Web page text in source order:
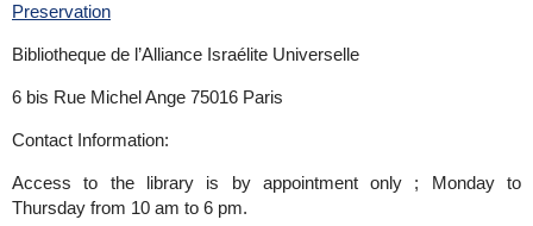
Preservation
Bibliotheque de l’Alliance Israélite Universelle
6 bis Rue Michel Ange 75016 Paris
Contact Information:
Access to the library is by appointment only ; Monday to
Thursday from 10 am to 6 pm.